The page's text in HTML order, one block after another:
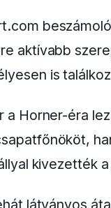
úgy
már jelezte
részt venni.
azonban